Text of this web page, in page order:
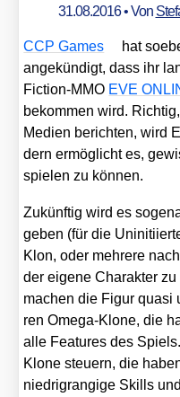
31.08.2016• Von
CCP Games
hat
ange­kün­digt, dass ihr
Fic­tion-MMO EVE
bekom­men wird.
Medi­en berich­ten, wird
dern ermög­licht es,
spie­len zu kön­nen.
Zukünf­tig wird es
geben (für die
Klon, oder meh­re­re
der eige­ne Cha­rak­ter
machen die Figur
ren Ome­ga-Klo­ne, die
alle Fea­tures des
Klo­ne steu­ern, die
nied­ri­gran­gi­ge Skills